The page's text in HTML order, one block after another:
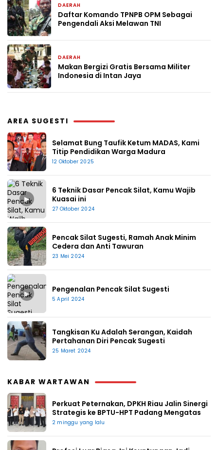
DAERAH
Daftar Komando TPNPB OPM Sebagai
Pengendali Aksi Melawan TNI
DAERAH
Makan Bergizi Gratis Bersama Militer
Indonesia di Intan Jaya
AREA SUGESTI
Selamat Bung Taufik Ketum MADAS, Kami
Titip Pendidikan Warga Madura
12 Oktober 2025
▶
6 Teknik Dasar Pencak Silat, Kamu Wajib
Kuasai ini
27 Oktober 2024
Pencak Silat Sugesti, Ramah Anak Minim
Cedera dan Anti Tawuran
23 Mei 2024
▶ Pengenalan Pencak Silat Sugesti
5 April 2024
Tangkisan Ku Adalah Serangan, Kaidah
Pertahanan Diri Pencak Sugesti
25 Maret 2024
KABAR WARTAWAN
Perkuat Peternakan, DPKH Riau Jalin Sinergi
Strategis ke BPTU-HPT Padang Mengatas
2 minggu yang lalu